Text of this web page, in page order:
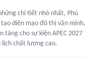
chi tiết nhỏ nhất, Phú
diện mạo đô thị văn minh,
tảng cho sự kiện APEC 2027
chất lượng cao.